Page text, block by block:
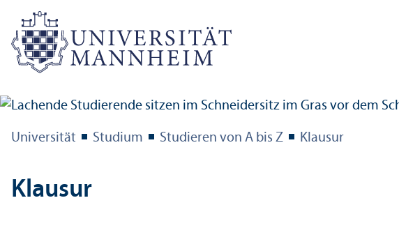
Universität Studium Studieren von A bis Z Klausur
Klausur